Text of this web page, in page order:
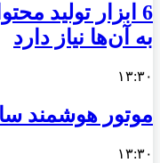
6 ابزار تولید
به آن‌ها نیاز دارد
۱۳:۳۰
موتور هوشمند
۱۳:۳۰